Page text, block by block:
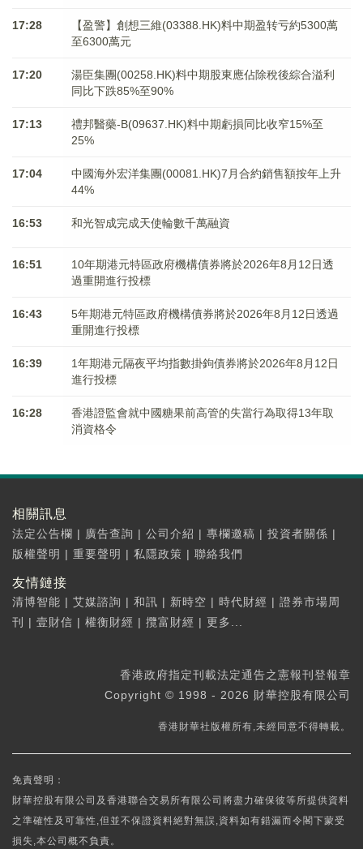
17:28
【盈警】創想三維(03388.HK)料中期盈转亏約5300萬
至6300萬元
17:20
湯臣集團(00258.HK)料中期股東應佔除稅後綜合溢利
同比下跌85%至90%
17:13
禮邦醫藥-B(09637.HK)料中期虧損同比收窄15%至
25%
17:04
中國海外宏洋集團(00081.HK)7月合約銷售額按年上升
44%
16:53 和光智成完成天使輪數千萬融資
16:51
10年期港元特區政府機構債券將於2026年8月12日透
過重開進行投標
16:43
5年期港元特區政府機構債券將於2026年8月12日透過
重開進行投標
16:39
1年期港元隔夜平均指數掛鉤債券將於2026年8月12日
進行投標
16:28
香港證監會就中國糖果前高管的失當行為取得13年取
消資格令
相關訊息
法定公告欄 | 廣告查詢 | 公司介紹 | 專欄邀稿 | 投資者關係 |
版權聲明 | 重要聲明 | 私隱政策 | 聯絡我們
友情鏈接
清博智能 | 艾媒諮詢 | 和訊 | 新時空 | 時代財經 | 證券市場周
刊
| 壹財信 | 權衡財經 | 攬富財經 | 更多...
香港政府指定刊載法定通告之憲報刊登報章
Copyright © 1998 - 2026 財華控股有限公司
香港財華社版權所有,未經同意不得轉載。
免責聲明：
財華控股有限公司及香港聯合交易所有限公司將盡力確保彼等所提供資料
之準確性及可靠性,但並不保證資料絕對無誤,資料如有錯漏而令閣下蒙受
損失,本公司概不負責。